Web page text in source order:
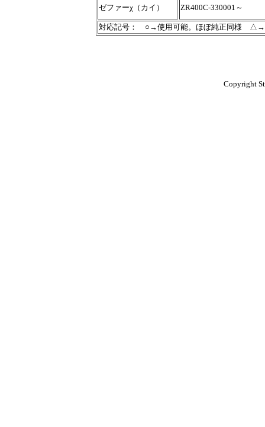
ゼファーχ（カイ） ZR400C-330001～
対応記号： ○→使用可能。ほぼ純正同様
Copyright